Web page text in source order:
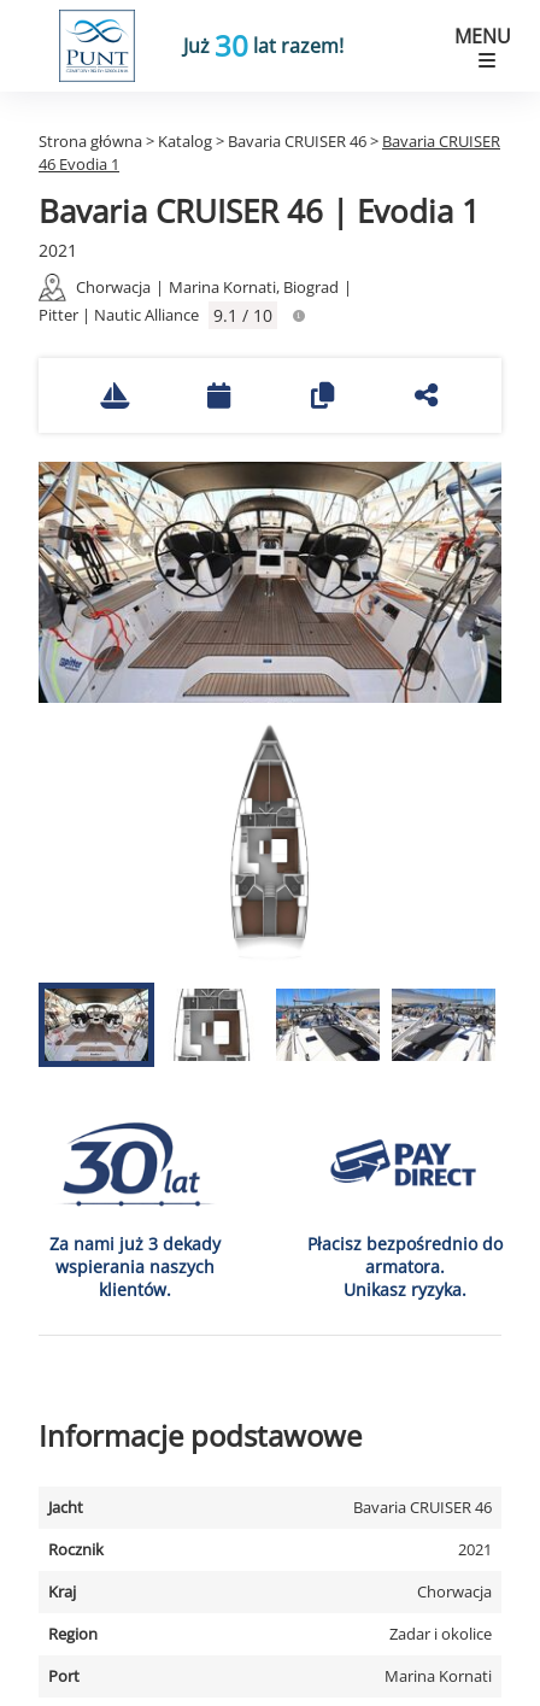
Już 30 lat razem! MENU
Strona główna> Katalog> Bavaria CRUISER 46> Bavaria CRUISER
46 Evodia 1
Bavaria CRUISER 46 | Evodia 1
2021
Chorwacja | Marina Kornati, Biograd |
Pitter | Nautic Alliance
9.1 / 10
Za nami już 3 dekady
wspierania naszych
klientów.
Płacisz bezpośrednio do
armatora.
Unikasz ryzyka.
Informacje podstawowe
Jacht
Bavaria CRUISER 46
Rocznik
2021
Kraj
Chorwacja
Region
Zadar i okolice
Port
Marina Kornati